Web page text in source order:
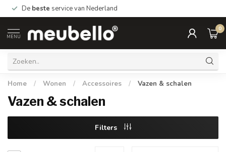
De beste service van Nederland
MENU
0
Home / Wonen / Accessoires / Vazen & schalen
Vazen & schalen
Filters